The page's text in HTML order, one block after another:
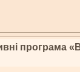
програма